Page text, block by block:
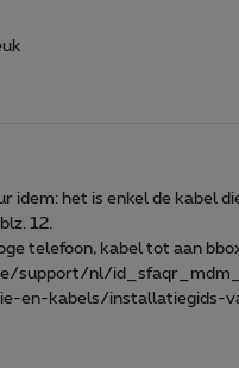
idem: het is enkel de kabel
12.
telefoon, kabel tot aan
support/nl/
en-kabels/installatiegids-